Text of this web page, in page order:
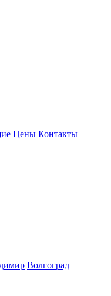
Цены Контакты
Волгоград